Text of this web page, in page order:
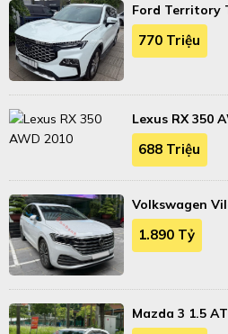
Ford Territory
770 Triệu
Lexus RX 350
688 Triệu
Volkswagen
1.890 Tỷ
Mazda 3 1.5